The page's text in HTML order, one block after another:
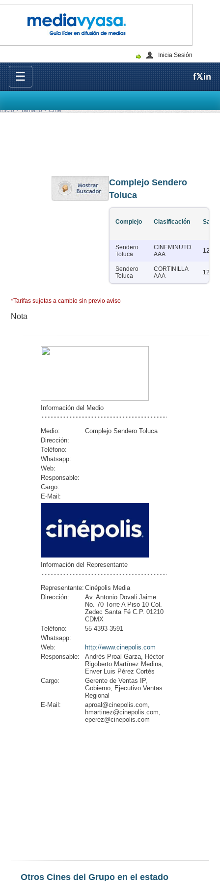
Inicia Sesión
☰ f𝕏in
Inicio Tarifario Cine
Complejo Sendero
Toluca
Complejo Clasificación Salas
Sendero
Toluca
CINEMINUTO
AAA
12
Sendero
Toluca
CORTINILLA
AAA
12
*Tarifas sujetas a cambio sin previo aviso
Nota
Información del Medio
Medio:
Complejo Sendero Toluca
Dirección:
Teléfono:
Whatsapp:
Web:
Responsable:
Cargo:
E-Mail:
Información del Representante
Representante: Cinépolis Media
Dirección:
Av. Antonio Dovali Jaime
No. 70 Torre A Piso 10 Col.
Zedec Santa Fé C.P. 01210
CDMX
Teléfono:
55 4393 3591
Whatsapp:
Web:
http://www.cinepolis.com
Responsable:
Andrés Proal Garza, Héctor
Rigoberto Martínez Medina,
Enver Luis Pérez Cortés
Cargo:
Gerente de Ventas IP,
Gobierno, Ejecutivo Ventas
Regional
E-Mail:
aproal@cinepolis.com,
hmartinez@cinepolis.com,
eperez@cinepolis.com
Otros Cines del Grupo en el estado